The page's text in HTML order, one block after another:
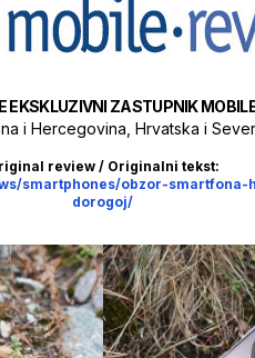
EKSKLUZIVNI ZASTUPNIK
i Hercegovina, Hrvatska i
review / Originalni tekst:
smartphones/obzor-
dorogoj/